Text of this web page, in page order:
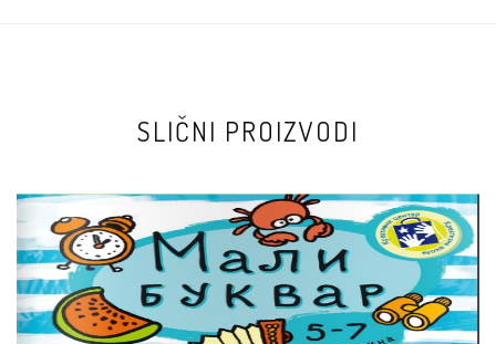
SLIČNI PROIZVODI